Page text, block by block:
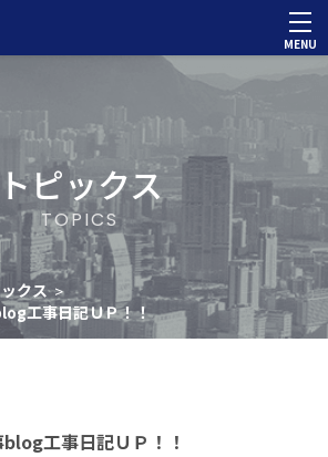
MENU
ピックス
TOPICS
クス >
工事日記ＵＰ！！
工事日記ＵＰ！！